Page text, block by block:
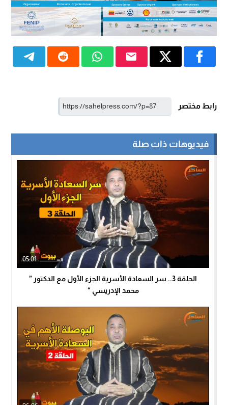
رابط مختصر
فيديوهات ذات صلة
05:01
الحلقة 3.. سر السعادة الأسرية الجزء الأول مع الدكتور ”
محمد الإدريسي “